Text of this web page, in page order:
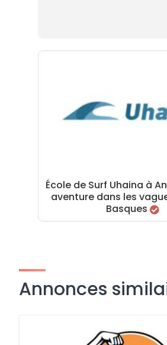
École de Surf Uhaina à
aventure dans les
Basques
Annonces